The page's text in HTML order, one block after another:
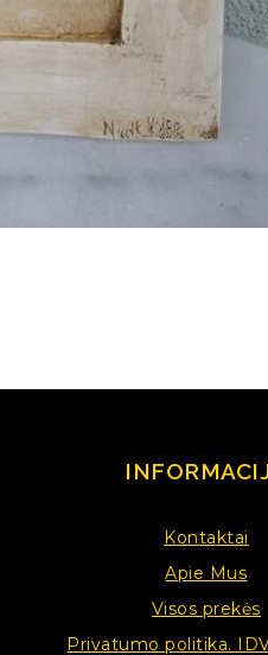
Kontaktai
Apie Mus
Visos prekės
Privatumo politika.